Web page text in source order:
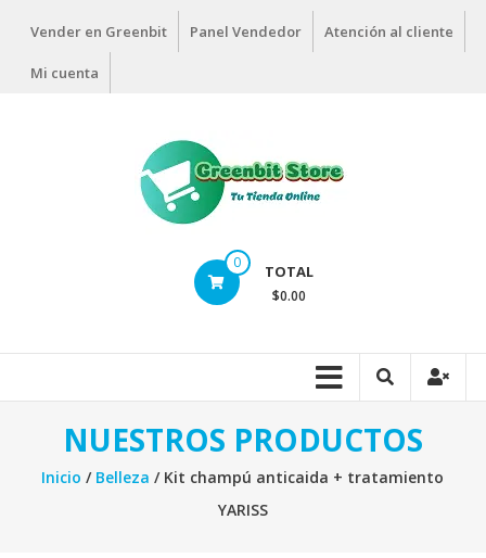
Vender en Greenbit Panel Vendedor Atención al cliente
Mi cuenta
0 TOTAL
$0.00
NUESTROS PRODUCTOS
Inicio / Belleza / Kit champú anticaida + tratamiento
YARISS